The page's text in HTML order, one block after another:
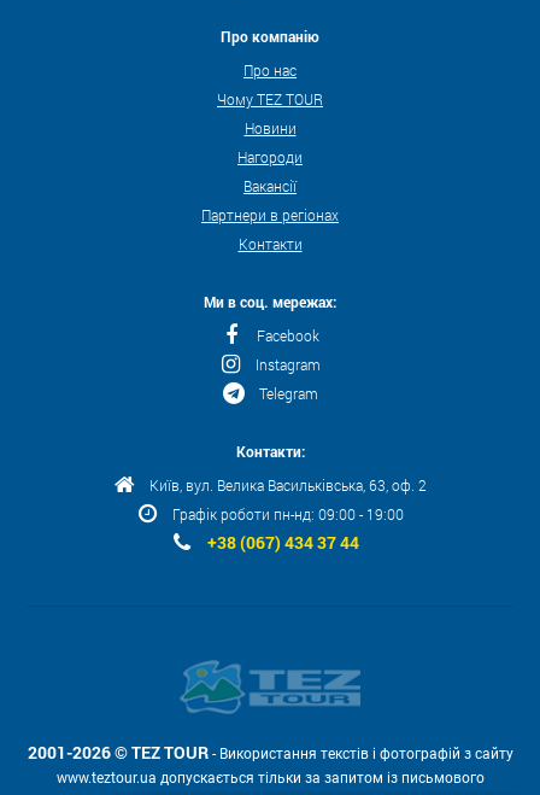
Про компанію
Про нас
Чому TEZ TOUR
Новини
Нагороди
Вакансії
Партнери в регіонах
Контакти
Ми в соц. мережах:
Facebook
Instagram
Telegram
Контакти:
Київ, вул. Велика Васильківська, 63, оф. 2
Графік роботи пн-нд: 09:00 - 19:00
+38 (067) 434 37 44
2001-2026 © TEZ TOUR - Використання текстів і фотографій з сайту
www.teztour.ua допускається тільки за запитом із письмового